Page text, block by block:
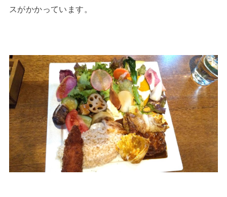
スがかかっています。